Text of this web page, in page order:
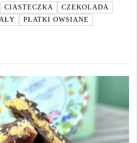
CIASTECZKA
CZEKOLADA
PŁATKI OWSIANE